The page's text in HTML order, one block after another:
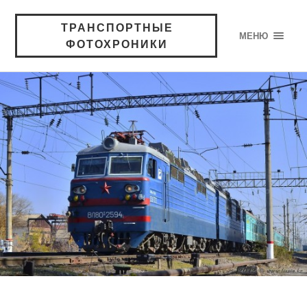
ТРАНСПОРТНЫЕ
ФОТОХРОНИКИ
МЕНЮ